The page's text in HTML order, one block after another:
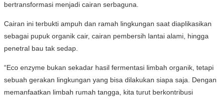
bertransformasi menjadi cairan serbaguna.
Cairan ini terbukti ampuh dan ramah lingkungan saat diaplikasikan
sebagai pupuk organik cair, cairan pembersih lantai alami, hingga
penetral bau tak sedap.
“Eco enzyme bukan sekadar hasil fermentasi limbah organik, tetapi
sebuah gerakan lingkungan yang bisa dilakukan siapa saja. Dengan
memanfaatkan limbah rumah tangga, kita turut berkontribusi